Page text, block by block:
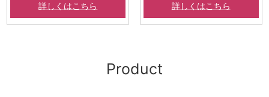
詳しくはこちら 詳しくはこちら
Product